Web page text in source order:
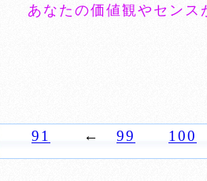
あなたの価値観やセン
91 ← 99 100